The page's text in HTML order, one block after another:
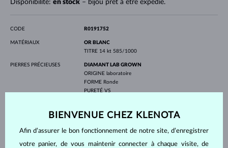
Disponibilité: en stock– bijou prêt à être expédié.
CODE R0191752
MATÉRIAUX
OR BLANC
TITRE 14 kt 585/1000
PIERRES PRÉCIEUSES
DIAMANT LAB GROWN
ORIGINE laboratoire
FORME Ronde
PURETÉ VS
POIDS0.35 ct
LARGEUR 1.70 mm
POIDS 1.90 g
BIENVENUE CHEZ KLENOTA
Afin d’assurer le bon fonctionnement de notre site, d’enregistrer
votre panier, de vous maintenir connecter à chaque visite, de